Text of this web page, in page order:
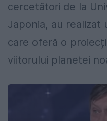
cercetători de la
Japonia, au realizat
care oferă o
viitorului planetei